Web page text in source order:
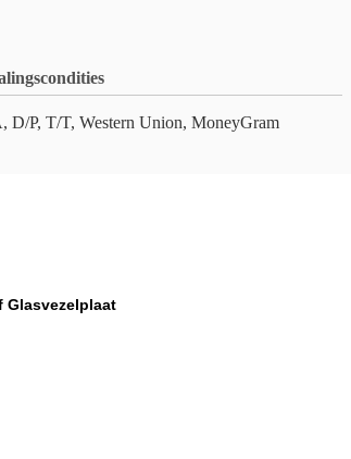
D/P, T/T, Western Union, MoneyGram
Glasvezelplaat